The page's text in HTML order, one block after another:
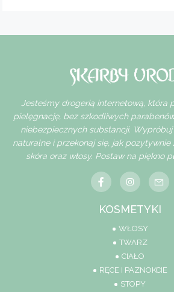
Jesteśmy drogerią internetową, która
pielęgnację, bez szkodliwych
niebezpiecznych substancji.
naturalne i przekonaj się, jak pozytywnie
skóra oraz włosy. Postaw na piękno
KOSMETYKI
WŁOSY
TWARZ
CIAŁO
RĘCE I PAZNOKCIE
STOPY